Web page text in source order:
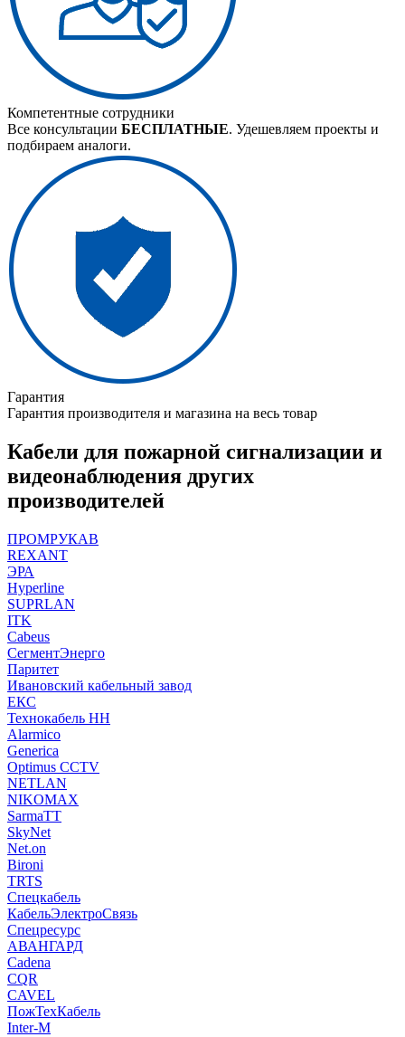
Компетентные сотрудники
Все консультации БЕСПЛАТНЫЕ. Удешевляем проекты и
подбираем аналоги.
Гарантия
Гарантия производителя и магазина на весь товар
Кабели для пожарной сигнализации и
видеонаблюдения других
производителей
ПРОМРУКАВ
REXANT
ЭРА
Hyperline
SUPRLAN
ITK
Cabeus
СегментЭнерго
Паритет
Ивановский кабельный завод
ЕКС
Технокабель НН
Alarmico
Generica
Optimus CCTV
NETLAN
NIKOMAX
SarmaTT
SkyNet
Net.on
Bironi
TRTS
Спецкабель
КабельЭлектроСвязь
Спецресурс
АВАНГАРД
Cadena
CQR
CAVEL
ПожТехКабель
Inter-M